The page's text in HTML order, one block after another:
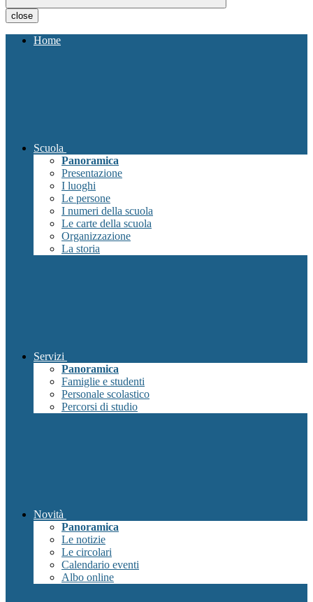
close
Home
Scuola
Panoramica
Presentazione
I luoghi
Le persone
I numeri della scuola
Le carte della scuola
Organizzazione
La storia
Servizi
Panoramica
Famiglie e studenti
Personale scolastico
Percorsi di studio
Novità
Panoramica
Le notizie
Le circolari
Calendario eventi
Albo online